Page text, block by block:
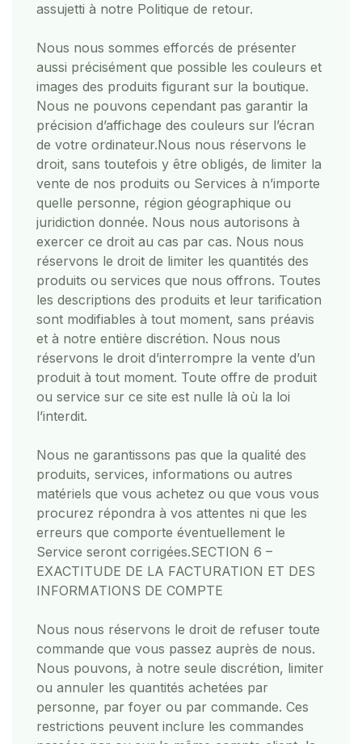
assujetti à notre Politique de retour.
Nous nous sommes efforcés de présenter
aussi précisément que possible les couleurs et
images des produits figurant sur la boutique.
Nous ne pouvons cependant pas garantir la
précision d’affichage des couleurs sur l’écran
de votre ordinateur.Nous nous réservons le
droit, sans toutefois y être obligés, de limiter la
vente de nos produits ou Services à n’importe
quelle personne, région géographique ou
juridiction donnée. Nous nous autorisons à
exercer ce droit au cas par cas. Nous nous
réservons le droit de limiter les quantités des
produits ou services que nous offrons. Toutes
les descriptions des produits et leur tarification
sont modifiables à tout moment, sans préavis
et à notre entière discrétion. Nous nous
réservons le droit d’interrompre la vente d’un
produit à tout moment. Toute offre de produit
ou service sur ce site est nulle là où la loi
l’interdit.
Nous ne garantissons pas que la qualité des
produits, services, informations ou autres
matériels que vous achetez ou que vous vous
procurez répondra à vos attentes ni que les
erreurs que comporte éventuellement le
Service seront corrigées.SECTION 6 –
EXACTITUDE DE LA FACTURATION ET DES
INFORMATIONS DE COMPTE
Nous nous réservons le droit de refuser toute
commande que vous passez auprès de nous.
Nous pouvons, à notre seule discrétion, limiter
ou annuler les quantités achetées par
personne, par foyer ou par commande. Ces
restrictions peuvent inclure les commandes